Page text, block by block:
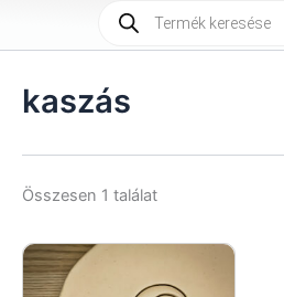
Products
search
kaszás
Összesen 1 találat